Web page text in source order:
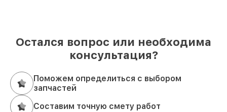
Остался вопрос или необходима
консультация?
Поможем определиться с выбором
запчастей
Составим точную смету работ